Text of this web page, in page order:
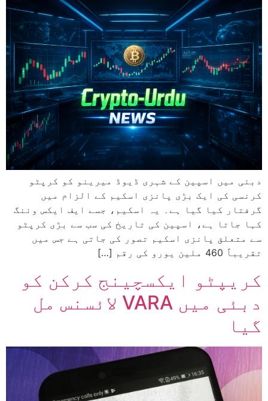
دبئی میں اسپین کے شہری ڈیوڈ میرینو کو کرپٹو
کرنسی کی ایک بڑی پانزی اسکیم کے الزام میں
گرفتار کیا گیا ہے۔ یہ اسکیم، جسے ایف ایکس وننگ
کہا جاتا ہے، اسپین کی تاریخ کی سب سے بڑی کرپٹو
سے متعلق پانزی اسکیم تصور کی جاتی ہے جس میں
تقریباً 460 ملین یورو کی رقم […]
کریپٹو ایکسچینج کرکن کو
دبئی میں VARA لائسنس مل
گیا